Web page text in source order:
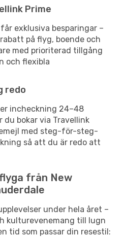
Prime
exklusiva besparingar –
på flyg, boende och
med prioriterad tillgång
och flexibla
redo
incheckning 24–48
du bokar via Travellink
med steg-för-steg-
så att du är redo att
från New
under hela året –
kulturevenemang till lugn
tid som passar din resestil: